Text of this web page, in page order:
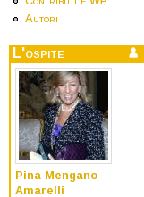
Autori
L'ospite
Pina Mengano
Amarelli